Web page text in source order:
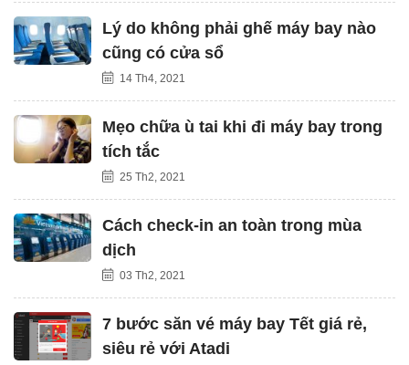
Lý do không phải ghế máy bay nào
cũng có cửa sổ
14 Th4, 2021
Mẹo chữa ù tai khi đi máy bay trong
tích tắc
25 Th2, 2021
Cách check-in an toàn trong mùa
dịch
03 Th2, 2021
7 bước săn vé máy bay Tết giá rẻ,
siêu rẻ với Atadi